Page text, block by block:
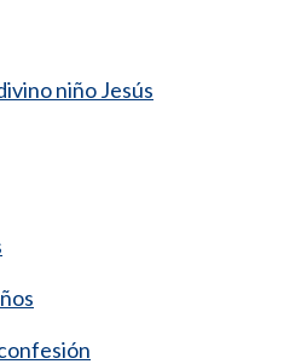
niño Jesús